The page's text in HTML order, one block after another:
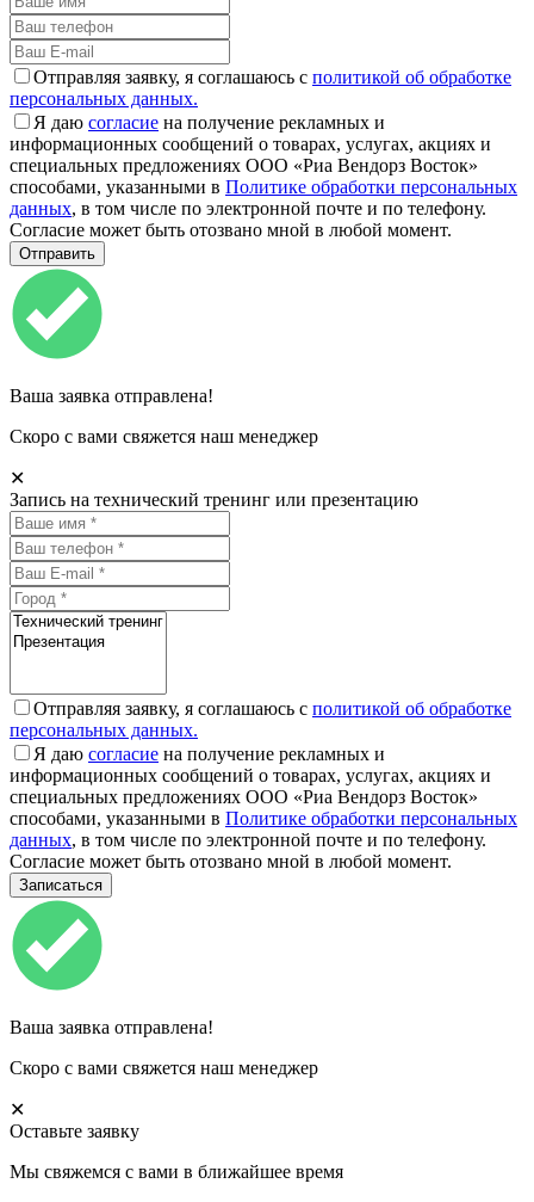
Отправляя заявку, я соглашаюсь с политикой об обработке
персональных данных.
Я даю согласие на получение рекламных и
информационных сообщений о товарах, услугах, акциях и
специальных предложениях ООО «Риа Вендорз Восток»
способами, указанными в Политике обработки персональных
данных, в том числе по электронной почте и по телефону.
Согласие может быть отозвано мной в любой момент.
Ваша заявка отправлена!
Скоро с вами свяжется наш менеджер
✕
Запись на технический тренинг или презентацию
Отправляя заявку, я соглашаюсь с политикой об обработке
персональных данных.
Я даю согласие на получение рекламных и
информационных сообщений о товарах, услугах, акциях и
специальных предложениях ООО «Риа Вендорз Восток»
способами, указанными в Политике обработки персональных
данных, в том числе по электронной почте и по телефону.
Согласие может быть отозвано мной в любой момент.
Ваша заявка отправлена!
Скоро с вами свяжется наш менеджер
✕
Оставьте заявку
Мы свяжемся с вами в ближайшее время